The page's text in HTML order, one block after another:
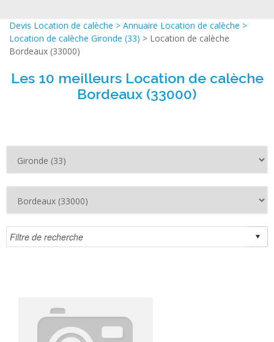
Devis Location de calèche > Annuaire Location de calèche >
Location de calèche Gironde (33) > Location de calèche
Bordeaux (33000)
Les 10 meilleurs Location de calèche
Bordeaux (33000)